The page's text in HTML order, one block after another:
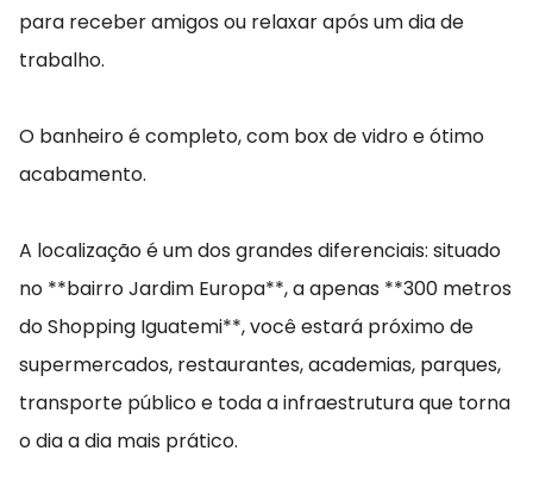
para receber amigos ou relaxar após um dia de
trabalho.
O banheiro é completo, com box de vidro e ótimo
acabamento.
A localização é um dos grandes diferenciais: situado
no **bairro Jardim Europa**, a apenas **300 metros
do Shopping Iguatemi**, você estará próximo de
supermercados, restaurantes, academias, parques,
transporte público e toda a infraestrutura que torna
o dia a dia mais prático.